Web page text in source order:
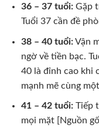
36 – 37 tuổi:Gặp
Tuổi 37 cần đề
38 – 40 tuổi:Vận
ngờ về tiền bạc.
40 là đỉnh cao khi
mạnh mẽ cùng
41 – 42 tuổi:Tiếp
mọi mặt [Nguồn